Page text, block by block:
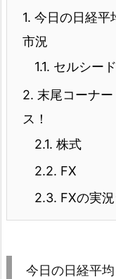
1. 今日の日経平
市況
1.1. セルシー
2. 末尾コーナ
ス！
2.1. 株式
2.2. FX
2.3. FXの実
今日の日経平